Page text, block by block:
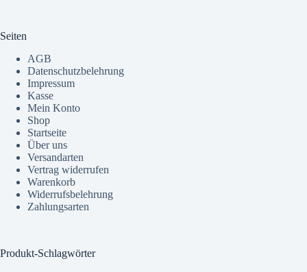
Seiten
AGB
Datenschutzbelehrung
Impressum
Kasse
Mein Konto
Shop
Startseite
Über uns
Versandarten
Vertrag widerrufen
Warenkorb
Widerrufsbelehrung
Zahlungsarten
Produkt-Schlagwörter